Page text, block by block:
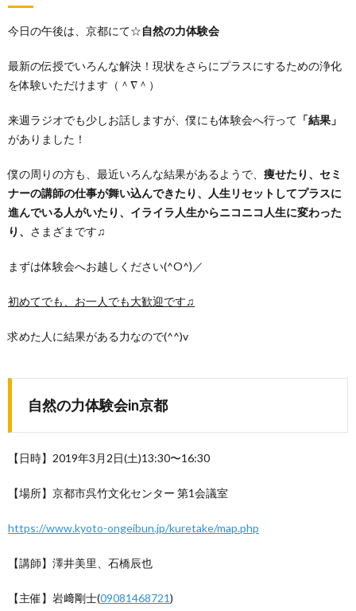
今日の午後は、京都にて☆自然の力体験会
最新の伝授でいろんな解決！現状をさらにプラスにするための浄化
を体験いただけます（＾∇＾）
来週ラジオでも少しお話しますが、僕にも体験会へ行って 「結果」
がありました！
僕の周りの方も、最近いろんな結果があるようで、 痩せたり、セミ
ナーの講師の仕事が舞い込んできたり、人生リセットしてプラスに
進んでいる人がいたり、イライラ人生からニコニコ人生に変わった
り、 さまざまです♫
まずは体験会へお越しください(^O^)／
初めてでも、お一人でも大歓迎です♫
求めた人に結果がある力なので(^^)v
自然の力体験会in京都
【日時】2019年3月2日(土)13:30〜16:30
【場所】京都市呉竹文化センター 第1会議室
https://www.kyoto-ongeibun.jp/kuretake/map.php
【講師】澤井美里、石橋辰也
【主催】岩﨑剛士(09081468721)